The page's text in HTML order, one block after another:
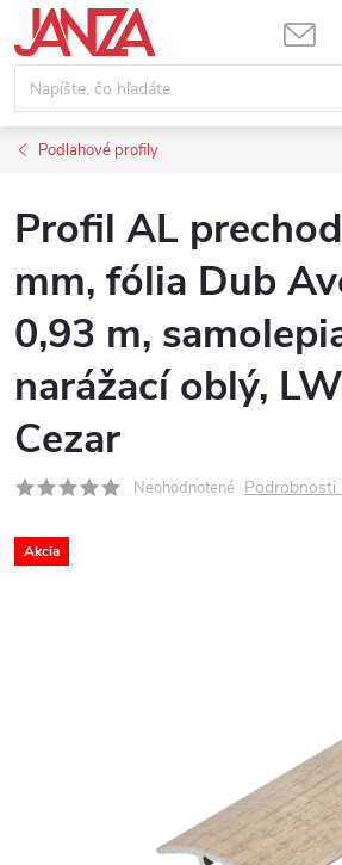
Prejsť na obsah
Podlahové profily
Profil AL
mm, fólia Dub
0,93 m,
narážací oblý,
Cezar
Neohodnotené Podrobnosti
Akcia